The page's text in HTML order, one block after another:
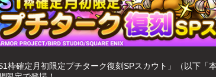
S1枠確定月初限定プチターク復刻SPスカウト」（以下「